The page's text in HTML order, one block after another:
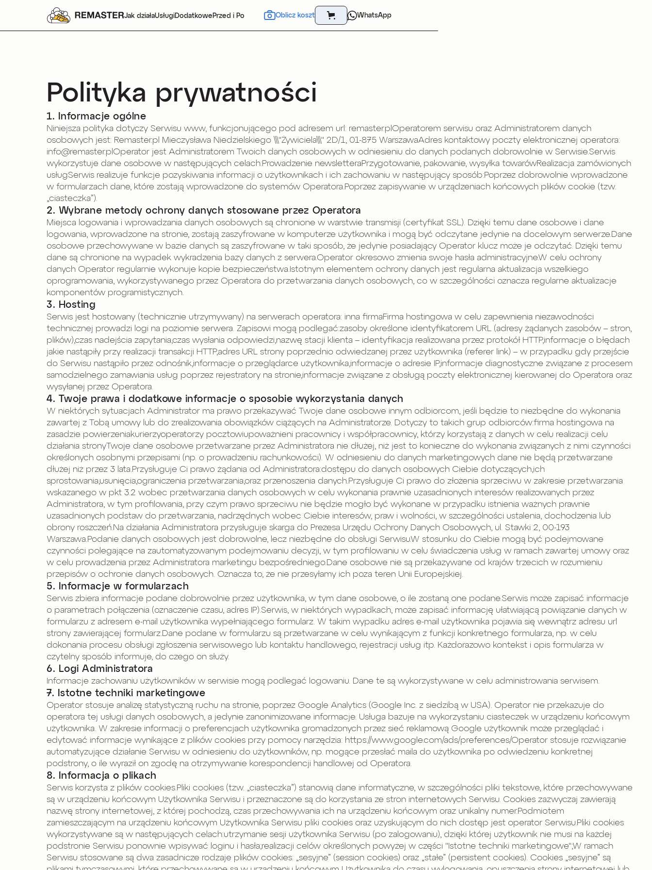
Jak działaUsługiDodatkowe Przed i Po Oblicz koszt WhatsApp
Polityka prywatności
1. Informacje ogólne
Niniejsza polityka dotyczy Serwisu www, funkcjonującego pod adresem url: remaster.plOperatorem serwisu oraz Administratorem danych
osobowych jest: Remaster.pl Mieczysława Niedzielskiego \\\"Żywiciela\\\" 2D/1, 01-875 WarszawaAdres kontaktowy poczty elektronicznej operatora:
info@remaster.plOperator jest Administratorem Twoich danych osobowych w odniesieniu do danych podanych dobrowolnie w Serwisie.Serwis
wykorzystuje dane osobowe w następujących celach:Prowadzenie newsletteraPrzygotowanie, pakowanie, wysyłka towarówRealizacja zamówionych
usługSerwis realizuje funkcje pozyskiwania informacji o użytkownikach i ich zachowaniu w następujący sposób:Poprzez dobrowolnie wprowadzone
w formularzach dane, które zostają wprowadzone do systemów Operatora.Poprzez zapisywanie w urządzeniach końcowych plików cookie (tzw.
„ciasteczka”).
2. Wybrane metody ochrony danych stosowane przez Operatora
Miejsca logowania i wprowadzania danych osobowych są chronione w warstwie transmisji (certyfikat SSL). Dzięki temu dane osobowe i dane
logowania, wprowadzone na stronie, zostają zaszyfrowane w komputerze użytkownika i mogą być odczytane jedynie na docelowym serwerze.Dane
osobowe przechowywane w bazie danych są zaszyfrowane w taki sposób, że jedynie posiadający Operator klucz może je odczytać. Dzięki temu
dane są chronione na wypadek wykradzenia bazy danych z serwera.Operator okresowo zmienia swoje hasła administracyjne.W celu ochrony
danych Operator regularnie wykonuje kopie bezpieczeństwa.Istotnym elementem ochrony danych jest regularna aktualizacja wszelkiego
oprogramowania, wykorzystywanego przez Operatora do przetwarzania danych osobowych, co w szczególności oznacza regularne aktualizacje
komponentów programistycznych.
3. Hosting
Serwis jest hostowany (technicznie utrzymywany) na serwerach operatora: inna firmaFirma hostingowa w celu zapewnienia niezawodności
technicznej prowadzi logi na poziomie serwera. Zapisowi mogą podlegać:zasoby określone identyfikatorem URL (adresy żądanych zasobów – stron,
plików),czas nadejścia zapytania,czas wysłania odpowiedzi,nazwę stacji klienta – identyfikacja realizowana przez protokół HTTP,informacje o błędach
jakie nastąpiły przy realizacji transakcji HTTP,adres URL strony poprzednio odwiedzanej przez użytkownika (referer link) – w przypadku gdy przejście
do Serwisu nastąpiło przez odnośnik,informacje o przeglądarce użytkownika,informacje o adresie IP,informacje diagnostyczne związane z procesem
samodzielnego zamawiania usług poprzez rejestratory na stronie,informacje związane z obsługą poczty elektronicznej kierowanej do Operatora oraz
wysyłanej przez Operatora.
4. Twoje prawa i dodatkowe informacje o sposobie wykorzystania danych
W niektórych sytuacjach Administrator ma prawo przekazywać Twoje dane osobowe innym odbiorcom, jeśli będzie to niezbędne do wykonania
zawartej z Tobą umowy lub do zrealizowania obowiązków ciążących na Administratorze. Dotyczy to takich grup odbiorców:firma hostingowa na
zasadzie powierzeniakurierzyoperatorzy pocztowiupoważnieni pracownicy i współpracownicy, którzy korzystają z danych w celu realizacji celu
działania stronyTwoje dane osobowe przetwarzane przez Administratora nie dłużej, niż jest to konieczne do wykonania związanych z nimi czynności
określonych osobnymi przepisami (np. o prowadzeniu rachunkowości). W odniesieniu do danych marketingowych dane nie będą przetwarzane
dłużej niż przez 3 lata.Przysługuje Ci prawo żądania od Administratora:dostępu do danych osobowych Ciebie dotyczących,ich
sprostowania,usunięcia,ograniczenia przetwarzania,oraz przenoszenia danych.Przysługuje Ci prawo do złożenia sprzeciwu w zakresie przetwarzania
wskazanego w pkt 3.2 wobec przetwarzania danych osobowych w celu wykonania prawnie uzasadnionych interesów realizowanych przez
Administratora, w tym profilowania, przy czym prawo sprzeciwu nie będzie mogło być wykonane w przypadku istnienia ważnych prawnie
uzasadnionych podstaw do przetwarzania, nadrzędnych wobec Ciebie interesów, praw i wolności, w szczególności ustalenia, dochodzenia lub
obrony roszczeń.Na działania Administratora przysługuje skarga do Prezesa Urzędu Ochrony Danych Osobowych, ul. Stawki 2, 00-193
Warszawa.Podanie danych osobowych jest dobrowolne, lecz niezbędne do obsługi Serwisu.W stosunku do Ciebie mogą być podejmowane
czynności polegające na zautomatyzowanym podejmowaniu decyzji, w tym profilowaniu w celu świadczenia usług w ramach zawartej umowy oraz
w celu prowadzenia przez Administratora marketingu bezpośredniego.Dane osobowe nie są przekazywane od krajów trzecich w rozumieniu
przepisów o ochronie danych osobowych. Oznacza to, że nie przesyłamy ich poza teren Unii Europejskiej.
5. Informacje w formularzach
Serwis zbiera informacje podane dobrowolnie przez użytkownika, w tym dane osobowe, o ile zostaną one podane.Serwis może zapisać informacje
o parametrach połączenia (oznaczenie czasu, adres IP).Serwis, w niektórych wypadkach, może zapisać informację ułatwiającą powiązanie danych w
formularzu z adresem e-mail użytkownika wypełniającego formularz. W takim wypadku adres e-mail użytkownika pojawia się wewnątrz adresu url
strony zawierającej formularz.Dane podane w formularzu są przetwarzane w celu wynikającym z funkcji konkretnego formularza, np. w celu
dokonania procesu obsługi zgłoszenia serwisowego lub kontaktu handlowego, rejestracji usług itp. Każdorazowo kontekst i opis formularza w
czytelny sposób informuje, do czego on służy.
6. Logi Administratora
Informacje zachowaniu użytkowników w serwisie mogą podlegać logowaniu. Dane te są wykorzystywane w celu administrowania serwisem.
7. Istotne techniki marketingowe
Operator stosuje analizę statystyczną ruchu na stronie, poprzez Google Analytics (Google Inc. z siedzibą w USA). Operator nie przekazuje do
operatora tej usługi danych osobowych, a jedynie zanonimizowane informacje. Usługa bazuje na wykorzystaniu ciasteczek w urządzeniu końcowym
użytkownika. W zakresie informacji o preferencjach użytkownika gromadzonych przez sieć reklamową Google użytkownik może przeglądać i
edytować informacje wynikające z plików cookies przy pomocy narzędzia: https://www.google.com/ads/preferences/Operator stosuje rozwiązanie
automatyzujące działanie Serwisu w odniesieniu do użytkowników, np. mogące przesłać maila do użytkownika po odwiedzeniu konkretnej
podstrony, o ile wyraził on zgodę na otrzymywanie korespondencji handlowej od Operatora.
8. Informacja o plikach
Serwis korzysta z plików cookies.Pliki cookies (tzw. „ciasteczka”) stanowią dane informatyczne, w szczególności pliki tekstowe, które przechowywane
są w urządzeniu końcowym Użytkownika Serwisu i przeznaczone są do korzystania ze stron internetowych Serwisu. Cookies zazwyczaj zawierają
nazwę strony internetowej, z której pochodzą, czas przechowywania ich na urządzeniu końcowym oraz unikalny numer.Podmiotem
zamieszczającym na urządzeniu końcowym Użytkownika Serwisu pliki cookies oraz uzyskującym do nich dostęp jest operator Serwisu.Pliki cookies
wykorzystywane są w następujących celach:utrzymanie sesji użytkownika Serwisu (po zalogowaniu), dzięki której użytkownik nie musi na każdej
podstronie Serwisu ponownie wpisywać loginu i hasła;realizacji celów określonych powyżej w części "Istotne techniki marketingowe";W ramach
Serwisu stosowane są dwa zasadnicze rodzaje plików cookies: „sesyjne” (session cookies) oraz „stałe” (persistent cookies). Cookies „sesyjne” są